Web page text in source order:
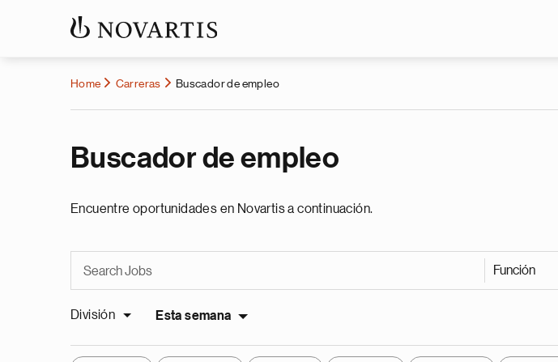
Home Carreras Buscador de empleo
Buscador de empleo
Encuentre oportunidades en Novartis a continuación.
Función
División Esta semana